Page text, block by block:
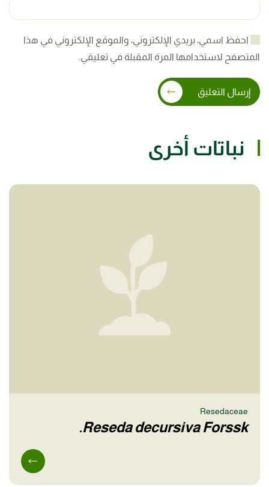
احفظ اسمي، بريدي الإلكتروني، والموقع الإلكتروني في هذا
المتصفح لاستخدامها المرة المقبلة في تعليقي.
إرسال التعليق
نباتات أخرى
Resedaceae
Reseda decursiva Forssk.